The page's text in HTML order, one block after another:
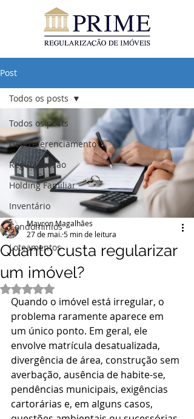
Post
Todos os posts
Georreferenciamento
Regularização
Holding Familiar
Inventário
Condomínios
Loteamentos
Todos os posts
Quanto custa regularizar
um imóvel?
Maycon Magalhães
27 de mai.5 min de leitura
Avaliado com NaN de 5 estrelas.
Quando o imóvel está irregular, o
problema raramente aparece em
um único ponto. Em geral, ele
envolve matrícula desatualizada,
divergência de área, construção sem
averbação, ausência de habite-se,
pendências municipais, exigências
cartorárias e, em alguns casos,